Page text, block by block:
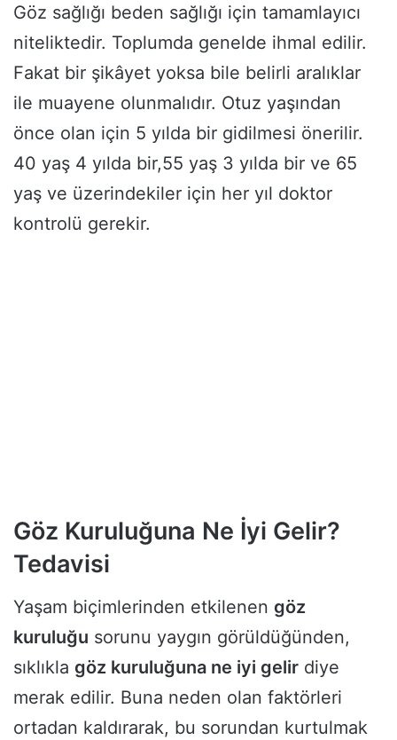
Göz sağlığı beden sağlığı için tamamlayıcı
niteliktedir. Toplumda genelde ihmal edilir.
Fakat bir şikâyet yoksa bile belirli aralıklar
ile muayene olunmalıdır. Otuz yaşından
önce olan için 5 yılda bir gidilmesi önerilir.
40 yaş 4 yılda bir,55 yaş 3 yılda bir ve 65
yaş ve üzerindekiler için her yıl doktor
kontrolü gerekir.
Göz Kuruluğuna Ne İyi Gelir?
Tedavisi
Yaşam biçimlerinden etkilenen göz
kuruluğu sorunu yaygın görüldüğünden,
sıklıkla göz kuruluğuna ne iyi gelir diye
merak edilir. Buna neden olan faktörleri
ortadan kaldırarak, bu sorundan kurtulmak